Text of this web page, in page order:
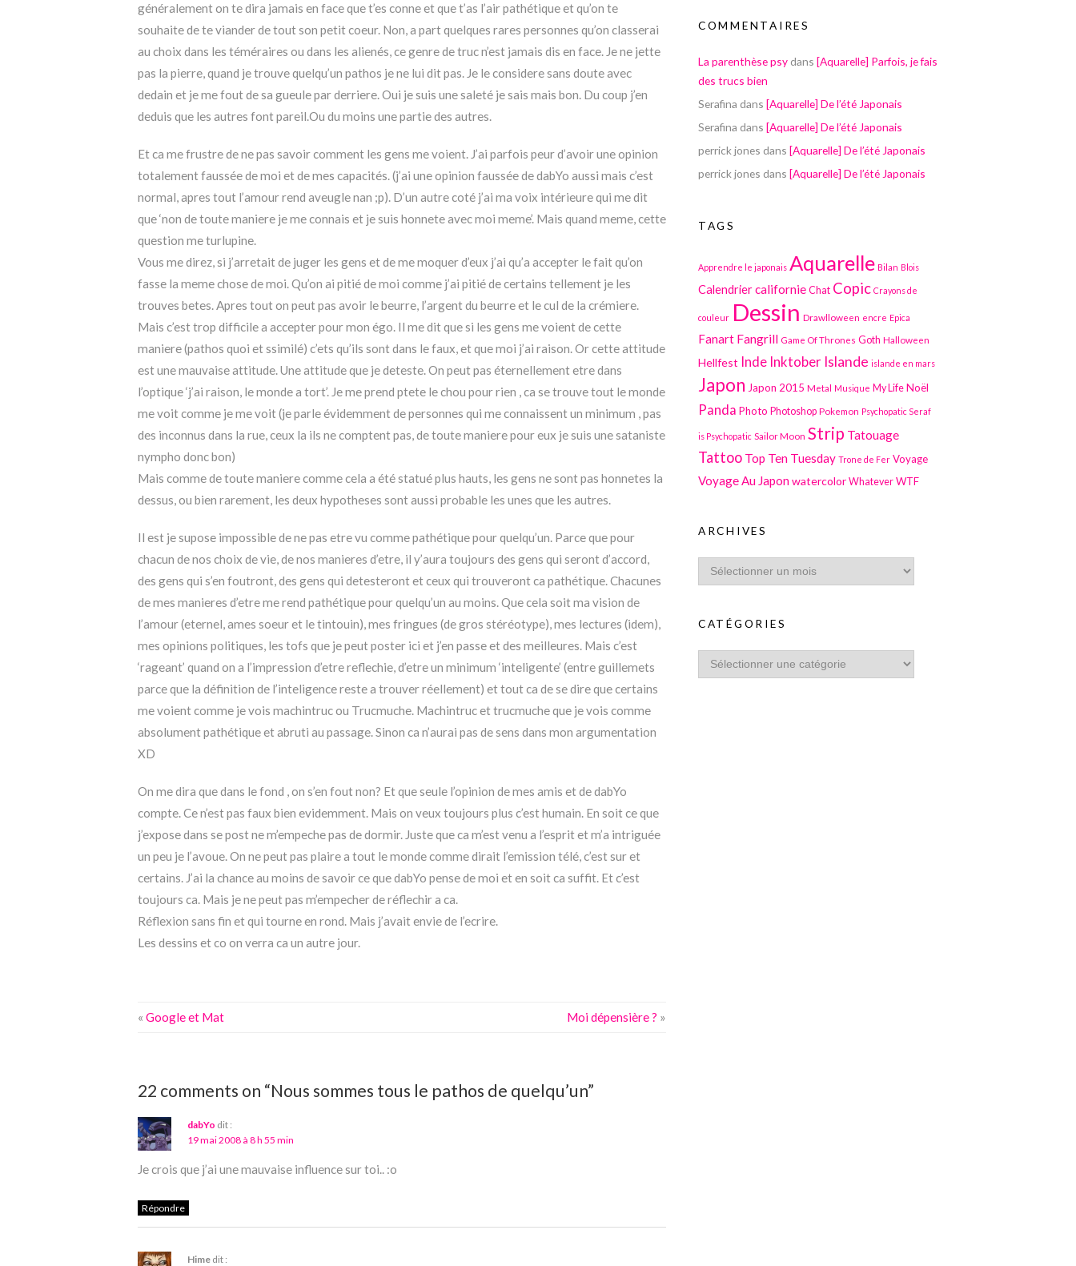
généralement on te dira jamais en face que t’es conne et que t’as l’air pathétique et qu’on te
souhaite de te viander de tout son petit coeur. Non, a part quelques rares personnes qu’on classerai
au choix dans les téméraires ou dans les alienés, ce genre de truc n’est jamais dis en face. Je ne jette
pas la pierre, quand je trouve quelqu’un pathos je ne lui dit pas. Je le considere sans doute avec
dedain et je me fout de sa gueule par derriere. Oui je suis une saleté je sais mais bon. Du coup j’en
deduis que les autres font pareil.Ou du moins une partie des autres.
Et ca me frustre de ne pas savoir comment les gens me voient. J’ai parfois peur d’avoir une opinion
totalement faussée de moi et de mes capacités. (j’ai une opinion faussée de dabYo aussi mais c’est
normal, apres tout l’amour rend aveugle nan ;p). D’un autre coté j’ai ma voix intérieure qui me dit
que ‘non de toute maniere je me connais et je suis honnete avec moi meme’. Mais quand meme, cette
question me turlupine.
Vous me direz, si j’arretait de juger les gens et de me moquer d’eux j’ai qu’a accepter le fait qu’on
fasse la meme chose de moi. Qu’on ai pitié de moi comme j’ai pitié de certains tellement je les
trouves betes. Apres tout on peut pas avoir le beurre, l’argent du beurre et le cul de la crémiere.
Mais c’est trop difficile a accepter pour mon égo. Il me dit que si les gens me voient de cette
maniere (pathos quoi et ssimilé) c’ets qu’ils sont dans le faux, et que moi j’ai raison. Or cette attitude
est une mauvaise attitude. Une attitude que je deteste. On peut pas éternellement etre dans
l’optique ‘j’ai raison, le monde a tort’. Je me prend ptete le chou pour rien , ca se trouve tout le monde
me voit comme je me voit (je parle évidemment de personnes qui me connaissent un minimum , pas
des inconnus dans la rue, ceux la ils ne comptent pas, de toute maniere pour eux je suis une sataniste
nympho donc bon)
Mais comme de toute maniere comme cela a été statué plus hauts, les gens ne sont pas honnetes la
dessus, ou bien rarement, les deux hypotheses sont aussi probable les unes que les autres.
Il est je supose impossible de ne pas etre vu comme pathétique pour quelqu’un. Parce que pour
chacun de nos choix de vie, de nos manieres d’etre, il y’aura toujours des gens qui seront d’accord,
des gens qui s’en foutront, des gens qui detesteront et ceux qui trouveront ca pathétique. Chacunes
de mes manieres d’etre me rend pathétique pour quelqu’un au moins. Que cela soit ma vision de
l’amour (eternel, ames soeur et le tintouin), mes fringues (de gros stéréotype), mes lectures (idem),
mes opinions politiques, les tofs que je peut poster ici et j’en passe et des meilleures. Mais c’est
‘rageant’ quand on a l’impression d’etre reflechie, d’etre un minimum ‘inteligente’ (entre guillemets
parce que la définition de l’inteligence reste a trouver réellement) et tout ca de se dire que certains
me voient comme je vois machintruc ou Trucmuche. Machintruc et trucmuche que je vois comme
absolument pathétique et abruti au passage. Sinon ca n’aurai pas de sens dans mon argumentation
XD
On me dira que dans le fond , on s’en fout non? Et que seule l’opinion de mes amis et de dabYo
compte. Ce n’est pas faux bien evidemment. Mais on veux toujours plus c’est humain. En soit ce que
j’expose dans se post ne m’empeche pas de dormir. Juste que ca m’est venu a l’esprit et m’a intriguée
un peu je l’avoue. On ne peut pas plaire a tout le monde comme dirait l’emission télé, c’est sur et
certains. J’ai la chance au moins de savoir ce que dabYo pense de moi et en soit ca suffit. Et c’est
toujours ca. Mais je ne peut pas m’empecher de réflechir a ca.
Réflexion sans fin et qui tourne en rond. Mais j’avait envie de l’ecrire.
Les dessins et co on verra ca un autre jour.
« Google et Mat Moi dépensière ? »
22 comments on “Nous sommes tous le pathos de quelqu’un”
dabYo dit :
19 mai 2008 à 8 h 55 min
Je crois que j’ai une mauvaise influence sur toi.. :o
Répondre
Hime dit :
COMMENTAIRES
La parenthèse psy dans [Aquarelle] Parfois, je fais
des trucs bien
Serafina dans [Aquarelle] De l’été Japonais
Serafina dans [Aquarelle] De l’été Japonais
perrick jones dans [Aquarelle] De l’été Japonais
perrick jones dans [Aquarelle] De l’été Japonais
TAGS
Apprendre le japonais Aquarelle Bilan Blois
Calendriercalifornie Chat Copic Crayons de
couleur Dessin Drawlloween encre Epica
Fanart Fangrill Game Of Thrones Goth Halloween
Hellfest Inde Inktober Islande islande en mars
Japon Japon 2015 Metal Musique My Life Noël
Panda Photo Photoshop Pokemon Psychopatic Seraf
is Psychopatic Sailor Moon Strip Tatouage
Tattoo Top Ten Tuesday Trone de Fer Voyage
Voyage Au Japonwatercolor Whatever WTF
ARCHIVES
CATÉGORIES